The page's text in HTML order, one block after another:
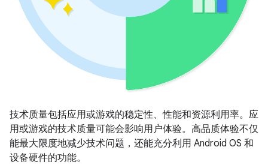
技术质量包括应用或游戏的稳定性、性能和资源利用率。应
用或游戏的技术质量可能会影响用户体验。高品质体验不仅
能最大限度地减少技术问题，还能充分利用 Android OS 和
设备硬件的功能。